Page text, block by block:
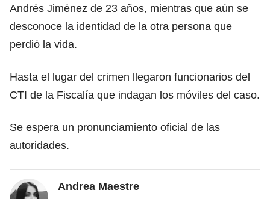
Andrés Jiménez de 23 años, mientras que aún se
desconoce la identidad de la otra persona que
perdió la vida.
Hasta el lugar del crimen llegaron funcionarios del
CTI de la Fiscalía que indagan los móviles del caso.
Se espera un pronunciamiento oficial de las
autoridades.
Andrea Maestre